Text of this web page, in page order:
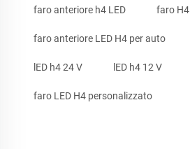
faro anteriore h4 LED faro H4
faro anteriore LED H4 per auto
lED h4 24 V lED h4 12 V
faro LED H4 personalizzato